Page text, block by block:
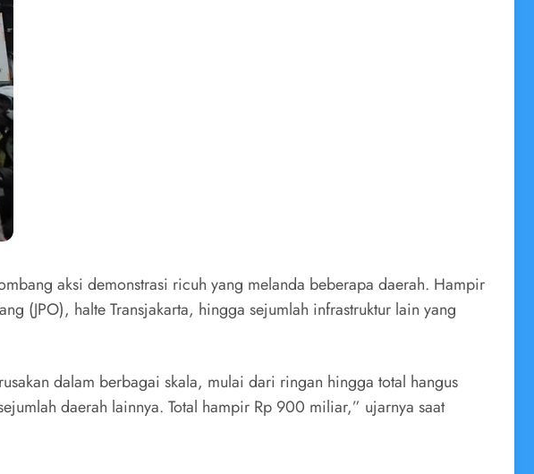
aksi demonstrasi ricuh yang melanda beberapa daerah. Hampir
(JPO), halte Transjakarta, hingga sejumlah infrastruktur lain yang
dalam berbagai skala, mulai dari ringan hingga total hangus
daerah lainnya. Total hampir Rp 900 miliar,” ujarnya saat